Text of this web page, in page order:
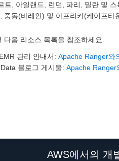
트, 아일랜드, 런던, 파리, 밀란 및
중동(바레인) 및 아프리카(케이프타
다음 리소스 목록을 참조하세요.
관리 안내서: Apache Ranger와
블로그 게시물: Apache Ranger
AWS에서의 개